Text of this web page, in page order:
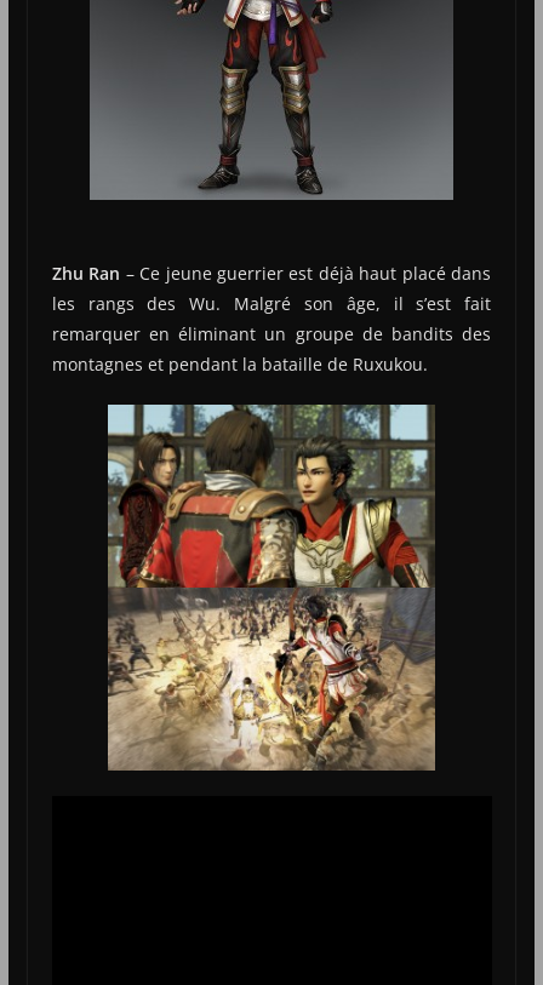
Zhu Ran – Ce jeune guerrier est déjà haut placé dans
les rangs des Wu. Malgré son âge, il s’est fait
remarquer en éliminant un groupe de bandits des
montagnes et pendant la bataille de Ruxukou.